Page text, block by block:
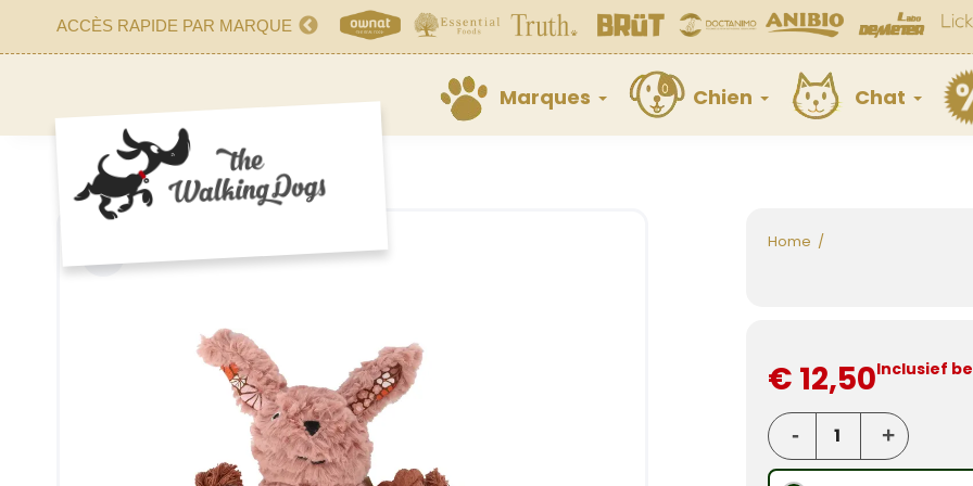
ACCÈS RAPIDE PAR MARQUE
Marques Chien Chat
Home
€ 12,50Inclusief